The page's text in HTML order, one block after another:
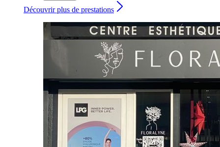
Découvrir plus de prestations